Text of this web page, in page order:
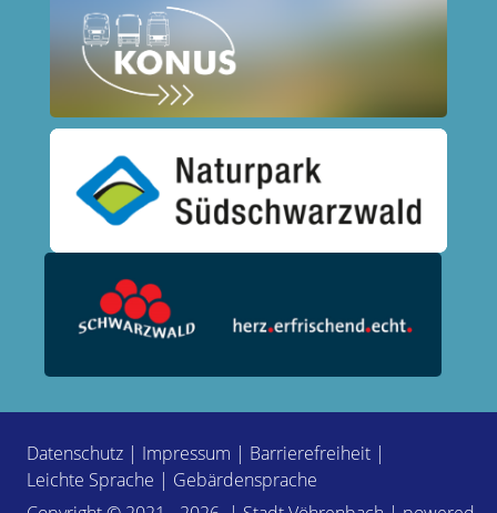
Datenschutz | Impressum | Barrierefreiheit |
Leichte Sprache | Gebärdensprache